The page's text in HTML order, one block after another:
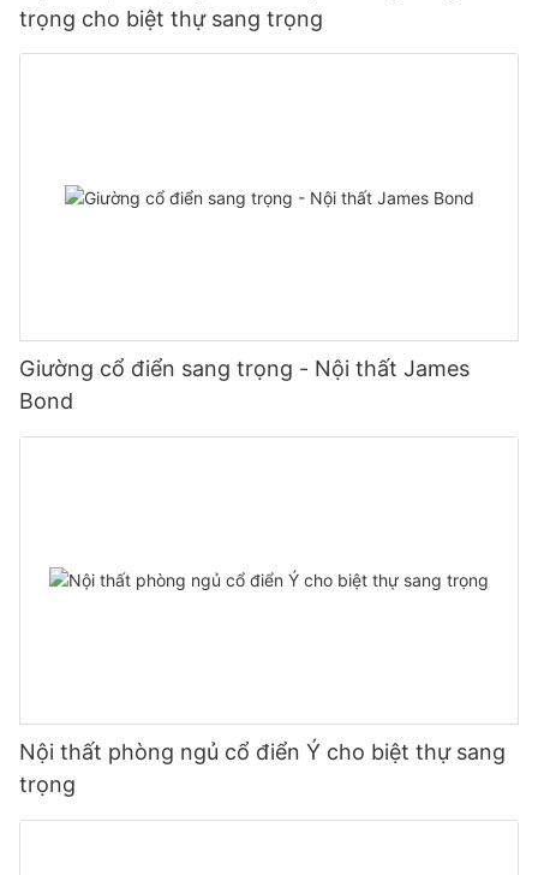
trọng cho biệt thự sang trọng
Giường cổ điển sang trọng - Nội thất James
Bond
Nội thất phòng ngủ cổ điển Ý cho biệt thự sang
trọng